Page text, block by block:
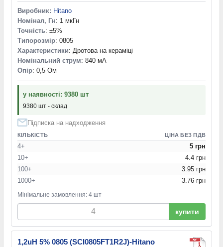
4,42 Ом
7,60 Ом(1)
Виробник: Hitano
Номінал, Гн: 1 мкГн
Точність: ±5%
Типорозмір: 0805
Характеристики: Дротова на кераміці
Номінальний струм: 840 мА
Опір: 0,5 Ом
у наявності: 9380 шт
9380 шт - склад
Підписка на надходження
КІЛЬКІСТЬ ЦІНА БЕЗ ПДВ
4+
5 грн
10+
4.4 грн
100+
3.95 грн
1000+
3.76 грн
Мінімальне замовлення: 4 шт
купити
1,2uH 5% 0805 (SCI0805FT1R2J)-Hitano